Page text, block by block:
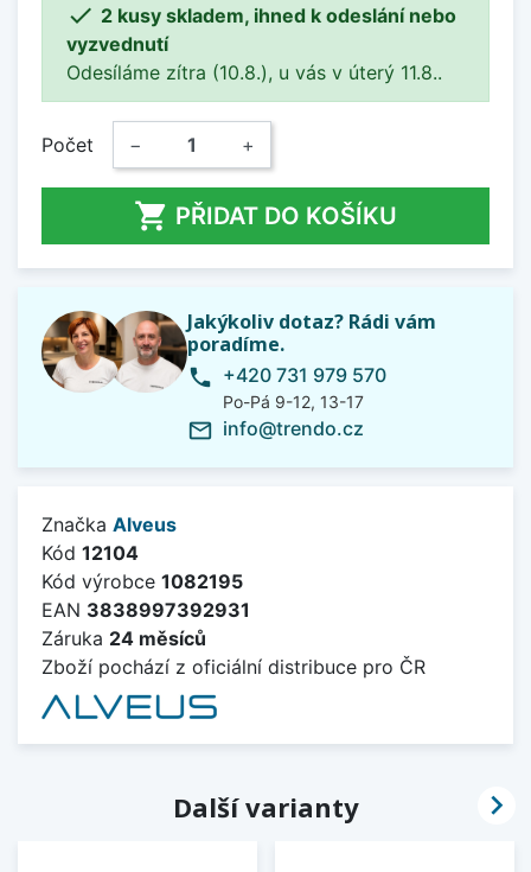
 2 kusy skladem, ihned k odeslání nebo
vyzvednutí
Odesíláme zítra (10.8.), u vás v úterý 11.8..
Počet − +
 PŘIDAT DO KOŠÍKU
Jakýkoliv dotaz? Rádi vám
poradíme.
phone +420 731 979 570
Po-Pá 9-12, 13-17
mail_outline info@trendo.cz
Značka Alveus
Kód 12104
Kód výrobce 1082195
EAN 3838997392931
Záruka 24 měsíců
Zboží pochází z oficiální distribuce pro ČR
Další varianty 